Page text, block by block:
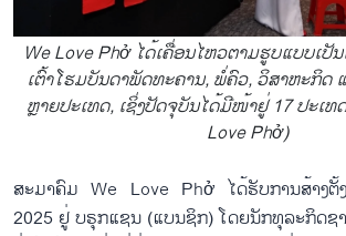
We Love Phở ໄດ​້​ເຄື່ອນ​ໄຫວ​ຕາມ​ຮູບ​ແບບ​ເປັ
ເຕົ້າ​ໂຮມ​ບັນ​ດາ​ພັດ​ທະ​ຄານ, ພໍ່​ຄົວ, ວິ​ສາ​ຫະ​ກິດ
ຫຼາຍ​ປະ​ເທດ, ເຊິ່ງ​ປັດ​ຈຸ​ບັນ​ໄດ້​ມີ​ໜ້າ​ຢູ່ 17 ປະ​ເທ
Love Phở)
ສະ​ມາ​ຄົມ We Love Phở ໄດ້​ຮັບ​ການ​ສ້າງ​ຕັ້
2025 ຢູ່ ບ​ຣຸກ​ແຊນ (ແບນ​ຊິກ) ໂດຍ​ນັກ​ທຸ​ລະ​ກິດ​ຊ